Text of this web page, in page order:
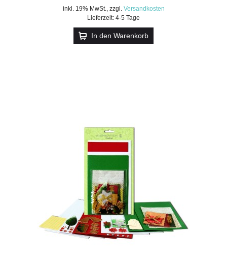
inkl. 19% MwSt., zzgl. Versandkosten
Lieferzeit: 4-5 Tage
In den Warenkorb